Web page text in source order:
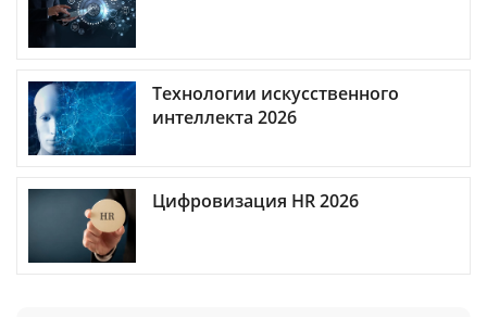
Технологии искусственного
интеллекта 2026
Цифровизация HR 2026